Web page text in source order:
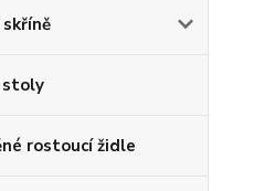
stoly
rostoucí židle